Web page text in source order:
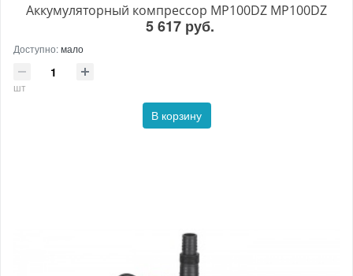
Аккумуляторный компрессор MP100DZ MP100DZ
5 617 руб.
Доступно:мало
шт
В корзину